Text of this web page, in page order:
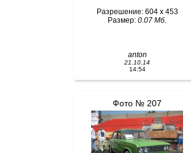
Разрешение: 604 x 453
Размер: 0.07 Мб.
anton
21.10.14
14:54
Фото № 207